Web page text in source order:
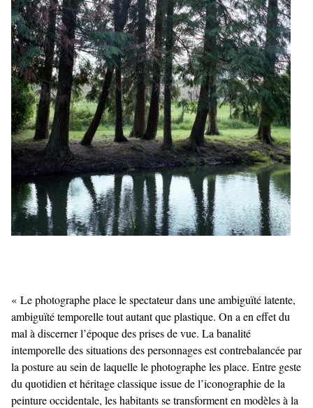
« Le photographe place le spectateur dans une ambiguïté latente,
ambiguïté temporelle tout autant que plastique. On a en effet du
mal à discerner l’époque des prises de vue. La banalité
intemporelle des situations des personnages est contrebalancée par
la posture au sein de laquelle le photographe les place. Entre geste
du quotidien et héritage classique issue de l’iconographie de la
peinture occidentale, les habitants se transforment en modèles à la